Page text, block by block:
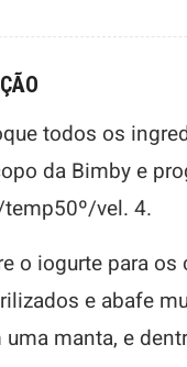
todos os
da Bimby e
vel. 4.
o iogurte para os
e abafe
uma manta, e